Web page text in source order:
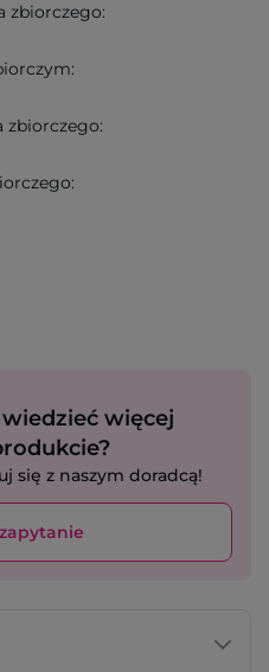
zbiorczego:
zbiorczego:
wiedzieć więcej
się z naszym doradcą!